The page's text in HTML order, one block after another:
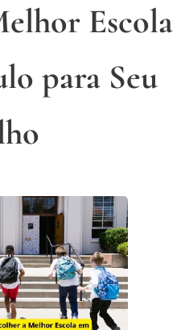
Escola
para Seu